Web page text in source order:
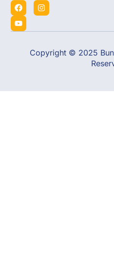
Copyright © 2025